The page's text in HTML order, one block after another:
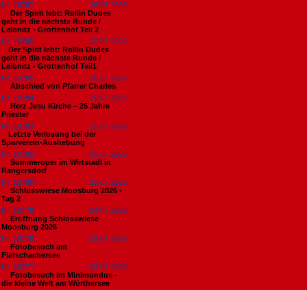
Nr. 18787
26.07.2026
Der Spirit lebt: Rollin Dudes
geht in die nächste Runde /
Leibnitz - Grottenhof Teil 2
Nr. 18786
26.07.2026
​Der Spirit lebt: Rollin Dudes
geht in die nächste Runde /
Leibnitz - Grottenhof Teil1
Nr. 18785
26.07.2026
Abschied von Pfarrer Charles
Nr. 18784
26.07.2026
Herz Jesu Kirche – 25 Jahre
Priester
Nr. 18783
25.07.2026
​Letzte Verlosung bei der
Sparverein-Aushebung
Nr. 18782
25.07.2026
Sommeroper im Wirtstadl in
Rangersdorf
Nr. 18780
25.07.2026
Schlosswiese Moosburg 2026 -
Tag 2
Nr. 18779
24.07.2026
Eröffnung Schlosswiese
Moosburg 2026
Nr. 18778
23.07.2026
Fotobesuch am
Flatschachersee
Nr. 18777
23.07.2026
Fotobesuch im Minimundus -
die kleine Welt am Wörthersee